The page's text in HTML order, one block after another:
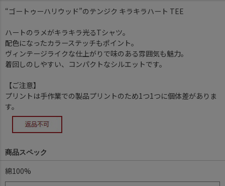
“ゴートゥーハリウッド”のテンジク キラキラハート TEE
ハートのラメがキラキラ光るTシャツ。
配色になったカラーステッチもポイント。
ヴィンテージライクな仕上がりで味のある雰囲気も魅力。
着回しのしやすい、コンパクトなシルエットです。
【ご注意】
プリントは手作業での製品プリントのため1つ1つに個体差がありま
す。
商品スペック
綿100%